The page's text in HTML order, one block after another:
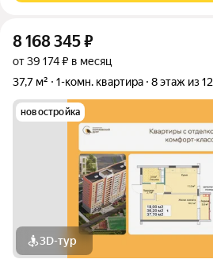
8 168 345₽
от 39 174 ₽ в месяц
37,7 м²
1-комн. квартира 8 этаж из 12
новостройка
3D-тур